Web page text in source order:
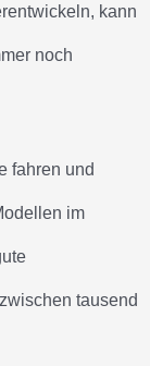
kann
noch
fahren und
im
tausend